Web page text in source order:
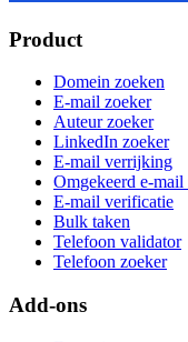
Product
Domein zoeken
E-mail zoeker
Auteur zoeker
LinkedIn zoeker
E-mail verrijking
Omgekeerd e-mail
E-mail verificatie
Bulk taken
Telefoon validator
Telefoon zoeker
Add-ons